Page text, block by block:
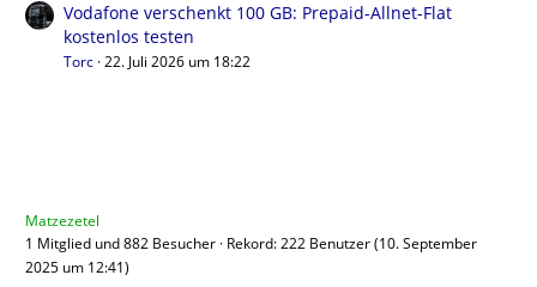
Vodafone verschenkt 100 GB: Prepaid-Allnet-Flat
kostenlos testen
Torc 22. Juli 2026 um 18:22
Matzezetel
1 Mitglied und 882 Besucher Rekord: 222 Benutzer (10. September
2025 um 12:41)